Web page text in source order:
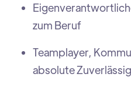
zum Beruf
Teamplayer,
absolute